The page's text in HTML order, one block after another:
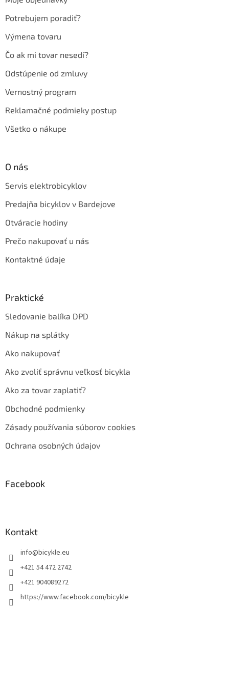
Potrebujem poradiť?
Výmena tovaru
Čo ak mi tovar nesedí?
Odstúpenie od zmluvy
Vernostný program
Reklamačné podmieky postup
Všetko o nákupe
O nás
Servis elektrobicyklov
Predajňa bicyklov v Bardejove
Otváracie hodiny
Prečo nakupovať u nás
Kontaktné údaje
Praktické
Sledovanie balíka DPD
Nákup na splátky
Ako nakupovať
Ako zvoliť správnu veľkosť bicykla
Ako za tovar zaplatiť?
Obchodné podmienky
Zásady používania súborov cookies
Ochrana osobných údajov
Facebook
Kontakt
info@bicykle.eu
+421 54 472 2742
+421 904089272
https://www.facebook.com/bicykle